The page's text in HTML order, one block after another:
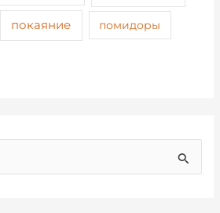
покаяние помидоры